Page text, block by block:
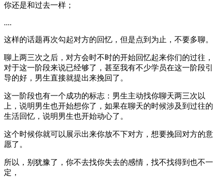
你还是和过去一样；
....
这样的话题再次勾起对方的回忆，但是点到为止，不要多聊。
聊上两三次之后，对方会时不时的开始回忆起来你们的过往，
对于这一阶段来说已经够了，甚至我有不少学员在这一阶段引
导的好，男生直接就提出来挽回了。
这一阶段也有一个成功的标志：男生主动找你聊天两三次以
上，说明男生也开始想你了，如果在聊天的时候涉及到过往的
生活回忆，说明男生也开始动心了。
这个时候你就可以展示出来你放不下对方，想要挽回对方的意
愿了。
所以，别犹豫了，你不去找你失去的感情，找不找得到也不一
定，